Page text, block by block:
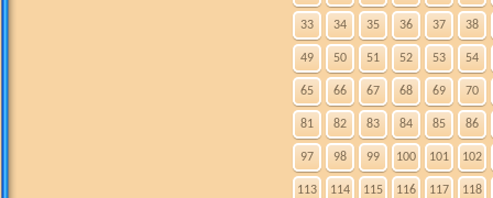
33 34 35 36 37 38
49 50 51 52 53 54
65 66 67 68 69 70
81 82 83 84 85 86
97 98 99 100 101 102
113 114 115 116 117 118